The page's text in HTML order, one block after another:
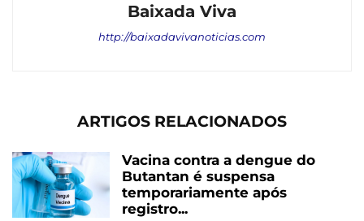
Baixada Viva
http://baixadavivanoticias.com
ARTIGOS RELACIONADOS
Vacina contra a dengue do
Butantan é suspensa
temporariamente após
registro...